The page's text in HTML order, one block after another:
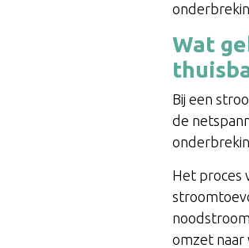
Wat
Bij een
de
Het proces
omzet naar